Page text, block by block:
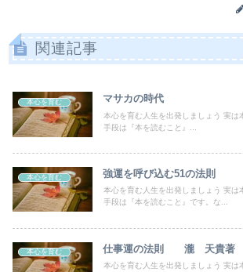
関連記事
本心を育む マサカの時代
本心を育む人生を出発しましょう 実は
手段は『本を読むこと』...
本心を育む 強運を呼び込む51の法則
本心を育む人生を出発しましょう 実は
手段は『本を読むこと』です。な...
本心を育む 仕事運の法則 瀧 天貴著
本心を育む人生を出発しましょう 実は